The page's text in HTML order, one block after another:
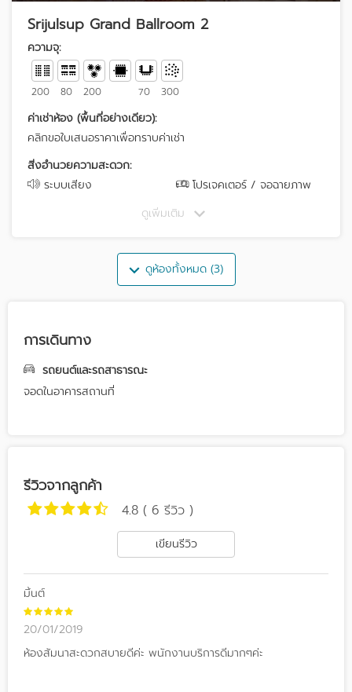
Srijulsup Grand Ballroom 2
ความจุ:
200 80 200 70 300
ค่าเช่าห้อง (พื้นที่อย่างเดียว):
คลิกขอใบเสนอราคาเพื่อทราบค่าเช่า
สิ่งอำนวยความสะดวก:
ระบบเสียง
โปรเจคเตอร์ / จอฉายภาพ
ดูเพิ่มเติม
ดูห้องทั้งหมด (3)
การเดินทาง
รถยนต์และรถสาธารณะ
จอดในอาคารสถานที่
รีวิวจากลูกค้า
4.8 ( 6 รีวิว )
เขียนรีวิว
มิ้นต์
20/01/2019
ห้องสัมนาสะดวกสบายดีค่ะ พนักงานบริการดีมากๆค่ะ